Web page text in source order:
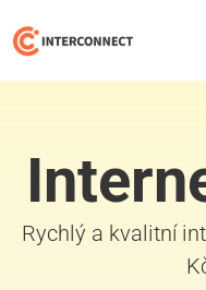
Rychlý a kvalitní